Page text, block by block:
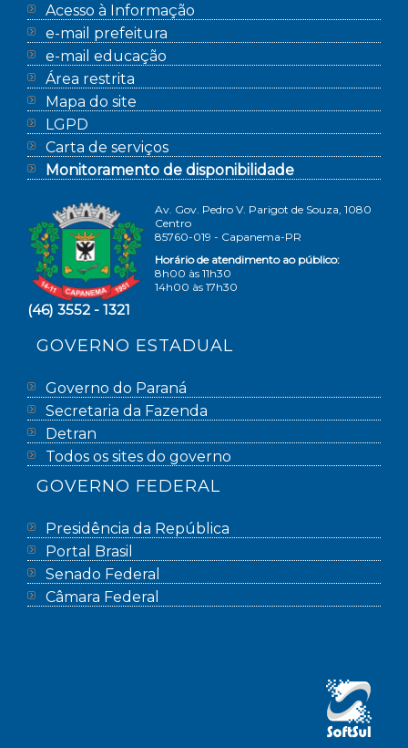
Acesso à Informação
e-mail prefeitura
e-mail educação
Área restrita
Mapa do site
LGPD
Carta de serviços
Monitoramento de disponibilidade
Av. Gov. Pedro V. Parigot de Souza, 1080
Centro
85760-019 - Capanema-PR
Horário de atendimento ao público:
8h00 às 11h30
14h00 às 17h30
(46) 3552 - 1321
GOVERNO ESTADUAL
Governo do Paraná
Secretaria da Fazenda
Detran
Todos os sites do governo
GOVERNO FEDERAL
Presidência da República
Portal Brasil
Senado Federal
Câmara Federal